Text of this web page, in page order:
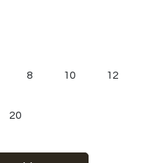
8 10 12
20